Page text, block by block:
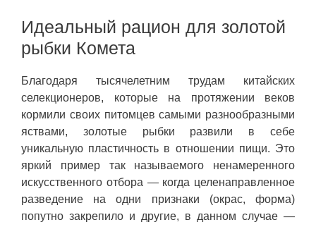
Идеальный рацион для золотой
рыбки Комета
Благодаря тысячелетним трудам китайских
селекционеров, которые на протяжении веков
кормили своих питомцев самыми разнообразными
яствами, золотые рыбки развили в себе
уникальную пластичность в отношении пищи. Это
яркий пример так называемого ненамеренного
искусственного отбора — когда целенаправленное
разведение на одни признаки (окрас, форма)
попутно закрепило и другие, в данном случае —